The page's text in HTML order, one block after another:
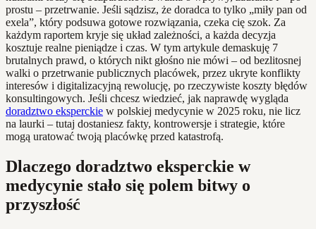
prostu – przetrwanie. Jeśli sądzisz, że doradca to tylko „miły pan od
exela”, który podsuwa gotowe rozwiązania, czeka cię szok. Za
każdym raportem kryje się układ zależności, a każda decyzja
kosztuje realne pieniądze i czas. W tym artykule demaskuję 7
brutalnych prawd, o których nikt głośno nie mówi – od bezlitosnej
walki o przetrwanie publicznych placówek, przez ukryte konflikty
interesów i digitalizacyjną rewolucję, po rzeczywiste koszty błędów
konsultingowych. Jeśli chcesz wiedzieć, jak naprawdę wygląda
doradztwo eksperckie w polskiej medycynie w 2025 roku, nie licz
na laurki – tutaj dostaniesz fakty, kontrowersje i strategie, które
mogą uratować twoją placówkę przed katastrofą.
Dlaczego doradztwo eksperckie w
medycynie stało się polem bitwy o
przyszłość